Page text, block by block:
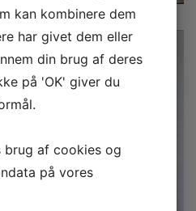
kan kombinere dem
har givet dem eller
din brug af deres
på 'OK' giver du
af cookies og
på vores